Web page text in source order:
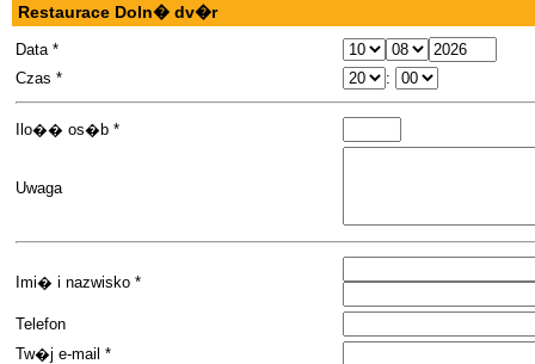
Restaurace Doln� dv�r
Data *
Czas *
:
Ilo�� os�b *
Uwaga
Imi� i nazwisko *
Telefon
Tw�j e-mail *